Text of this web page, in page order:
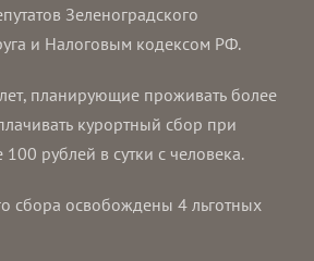
Зеленоградского
и Налоговым кодексом РФ.
планирующие проживать более
курортный сбор при
рублей в сутки с человека.
сбора освобождены 4 льготных